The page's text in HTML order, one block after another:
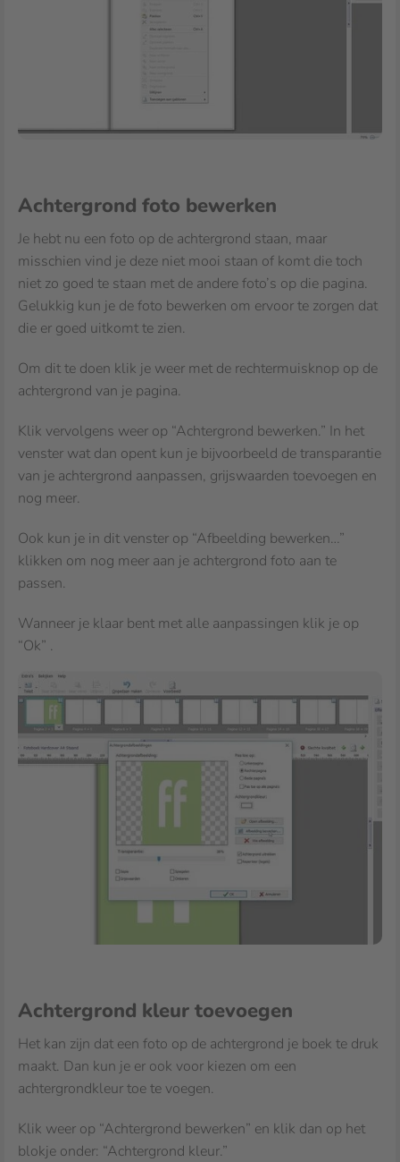
Achtergrond foto bewerken
Je hebt nu een foto op de achtergrond staan, maar
misschien vind je deze niet mooi staan of komt die toch
niet zo goed te staan met de andere foto’s op die pagina.
Gelukkig kun je de foto bewerken om ervoor te zorgen dat
die er goed uitkomt te zien.
Om dit te doen klik je weer met de rechtermuisknop op de
achtergrond van je pagina.
Klik vervolgens weer op “Achtergrond bewerken.” In het
venster wat dan opent kun je bijvoorbeeld de transparantie
van je achtergrond aanpassen, grijswaarden toevoegen en
nog meer.
Ook kun je in dit venster op “Afbeelding bewerken…”
klikken om nog meer aan je achtergrond foto aan te
passen.
Wanneer je klaar bent met alle aanpassingen klik je op
“Ok” .
Achtergrond kleur toevoegen
Het kan zijn dat een foto op de achtergrond je boek te druk
maakt. Dan kun je er ook voor kiezen om een
achtergrondkleur toe te voegen.
Klik weer op “Achtergrond bewerken” en klik dan op het
blokje onder: “Achtergrond kleur.”